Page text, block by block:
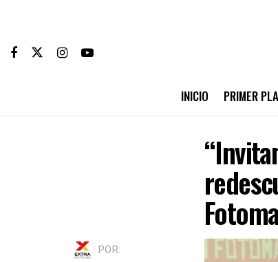
INICIO PRIMER
POR: